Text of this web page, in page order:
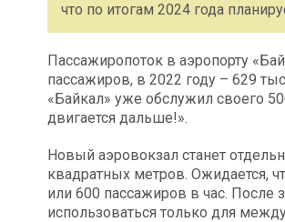
что по итогам 2024 года
Пассажиропоток в аэропорту
пассажиров, в 2022 году – 629
«Байкал» уже обслужил своего
двигается дальше!».
Новый аэровокзал станет
квадратных метров. Ожидается,
или 600 пассажиров в час. После
использоваться только для